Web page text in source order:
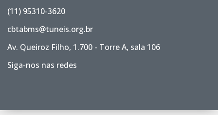
(11) 95310-3620
cbtabms@tuneis.org.br
Av. Queiroz Filho, 1.700 - Torre A, sala 106
Siga-nos nas redes